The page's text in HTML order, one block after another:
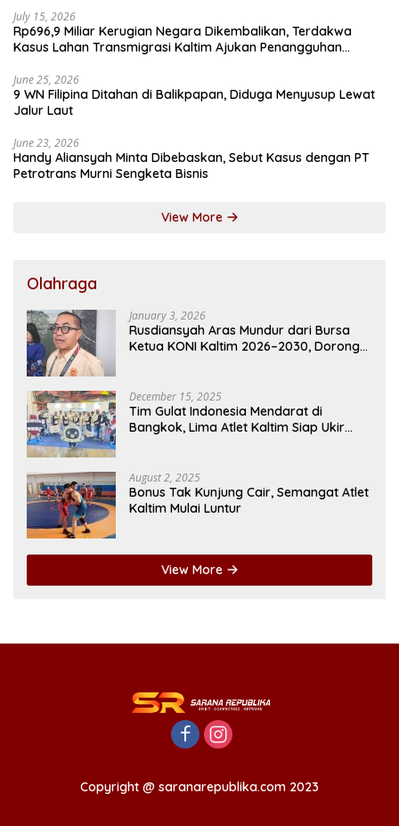
July 15, 2026
Rp696,9 Miliar Kerugian Negara Dikembalikan, Terdakwa
Kasus Lahan Transmigrasi Kaltim Ajukan Penangguhan
June 25, 2026
9 WN Filipina Ditahan di Balikpapan, Diduga Menyusup Lewat
Jalur Laut
June 23, 2026
Handy Aliansyah Minta Dibebaskan, Sebut Kasus dengan PT
Petrotrans Murni Sengketa Bisnis
View More
Olahraga
January 3, 2026
Rusdiansyah Aras Mundur dari Bursa
Ketua KONI Kaltim 2026–2030, Dorong
December 15, 2025
Tim Gulat Indonesia Mendarat di
Bangkok, Lima Atlet Kaltim Siap Ukir
August 2, 2025
Bonus Tak Kunjung Cair, Semangat Atlet
Kaltim Mulai Luntur
View More
Copyright @ saranarepublika.com 2023